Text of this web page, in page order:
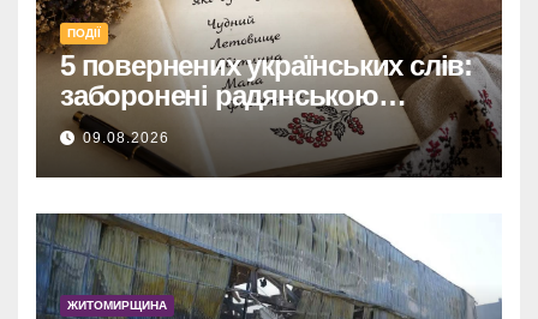
ПОДІЇ
5 повернених українських слів:
заборонені радянською
владою, але нині живі
09.08.2026
ЖИТОМИРЩИНА